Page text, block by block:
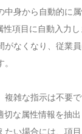
中身から自動的に
性項目に自動入力
がなくなり、従業
複雑な指示は不要
切な属性情報を抽
たい場合には、項